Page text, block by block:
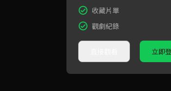
收藏片單
觀劇紀錄
立即